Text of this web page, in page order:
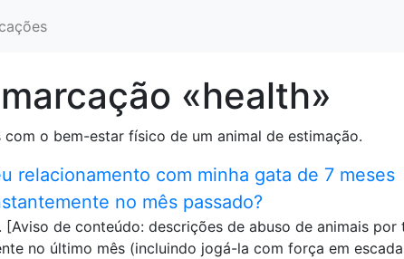
«health»
o bem-estar físico de um animal de estimação.
relacionamento com minha gata de 7 meses
no mês passado?
[Aviso de conteúdo: descrições de abuso de animais por
no último mês (incluindo jogá-la com força em